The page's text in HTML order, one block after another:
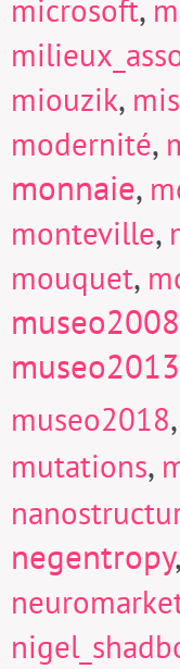
microsoft,
miouzik,
modernité,
monnaie,
monteville,
mouquet,
museo2008
museo2013
museo2018,
mutations,
negentropy,